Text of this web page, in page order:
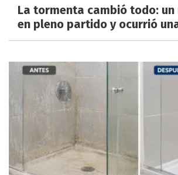
La tormenta cambió todo: un
en pleno partido y ocurrió